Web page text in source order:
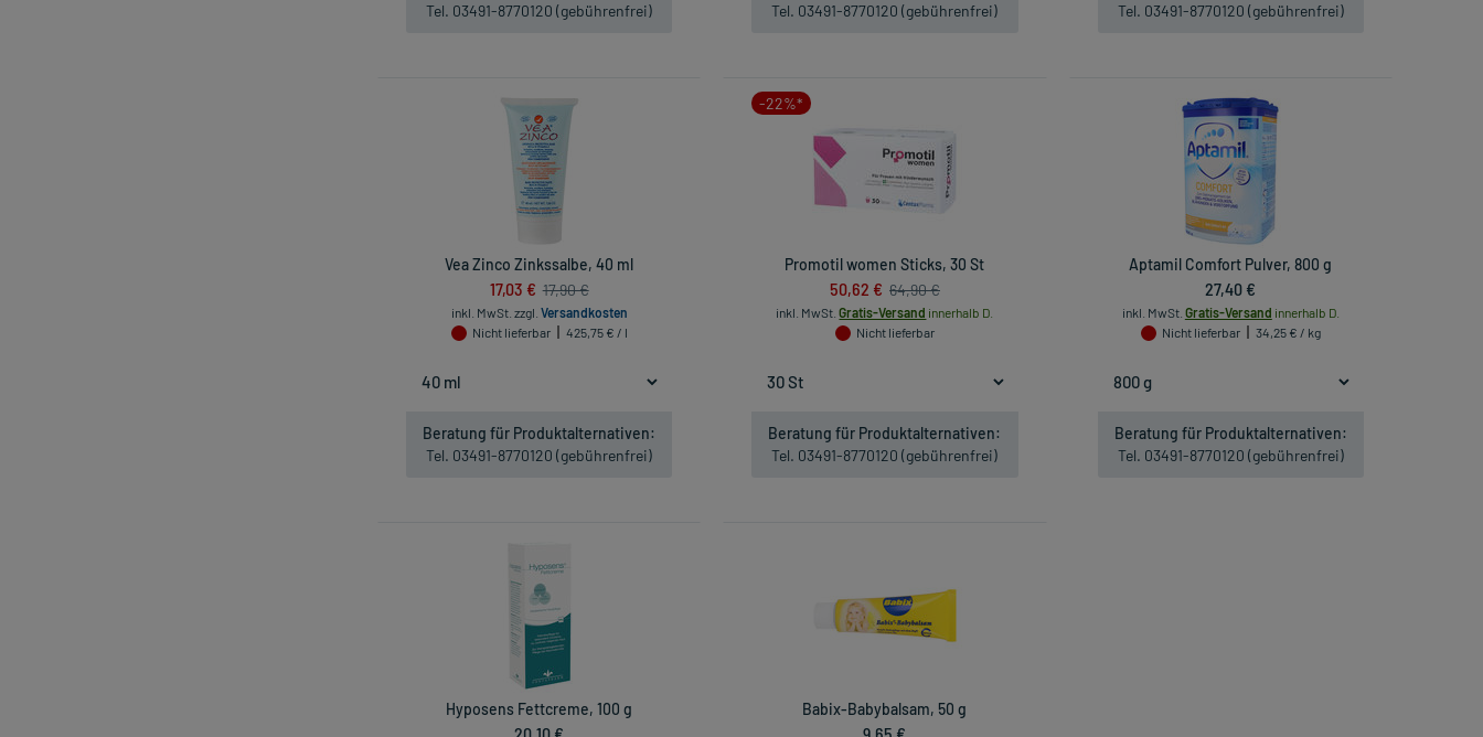
Tel. 03491-8770120 (gebührenfrei)
Tel. 03491-8770120 (gebührenfrei)
Tel. 03491-8770120 (gebührenfrei)
Vea Zinco Zinkssalbe, 40 ml
17,03 € 17,90 €
inkl. MwSt. zzgl. Versandkosten
Nicht lieferbar
425,75 € / l
Beratung für Produktalternativen:
Tel. 03491-8770120 (gebührenfrei)
-22%*
Promotil women Sticks, 30 St
50,62 € 64,90 €
inkl. MwSt. Gratis-Versand innerhalb D.
Nicht lieferbar
Beratung für Produktalternativen:
Tel. 03491-8770120 (gebührenfrei)
Aptamil Comfort Pulver, 800 g
27,40 €
inkl. MwSt. Gratis-Versand innerhalb D.
Nicht lieferbar
34,25 € / kg
Beratung für Produktalternativen:
Tel. 03491-8770120 (gebührenfrei)
Hyposens Fettcreme, 100 g Babix-Babybalsam, 50 g